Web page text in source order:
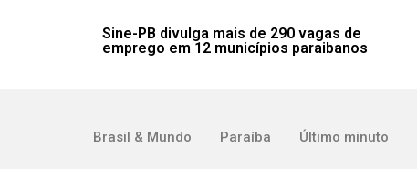
Sine-PB divulga mais de 290 vagas de
emprego em 12 municípios paraibanos
Brasil & Mundo Paraíba Último minuto